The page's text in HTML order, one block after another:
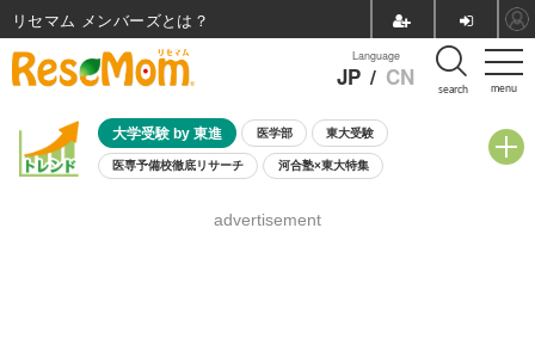
menu
Language
JP / CN search
大学受験 by 東進 医学部 東大受験
医専予備校徹底リサーチ 河合塾×東大特集
8月開催学校説明会・相談会
advertisement
リセマム メンバーズ